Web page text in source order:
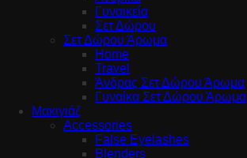
Γυναικεία
Σετ Δώρου
Σετ Δώρου Άρωμα
Home
Travel
Άνδρας Σετ Δώρου Άρωμα
Γυναίκα Σετ Δώρου Άρωμα
Μακιγιάζ
Accessories
False Eyelashes
Blenders